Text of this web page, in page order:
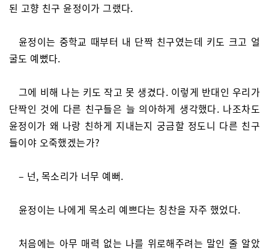
된 고향 친구 윤정이가 그랬다.
윤정이는 중학교 때부터 내 단짝 친구였는데 키도 크고 얼
굴도 예뻤다.
그에 비해 나는 키도 작고 못 생겼다. 이렇게 반대인 우리가
단짝인 것에 다른 친구들은 늘 의아하게 생각했다. 나조차도
윤정이가 왜 나랑 친하게 지내는지 궁금할 정도니 다른 친구
들이야 오죽했겠는가?
– 넌, 목소리가 너무 예뻐.
윤정이는 나에게 목소리 예쁘다는 칭찬을 자주 했었다.
처음에는 아무 매력 없는 나를 위로해주려는 말인 줄 알았